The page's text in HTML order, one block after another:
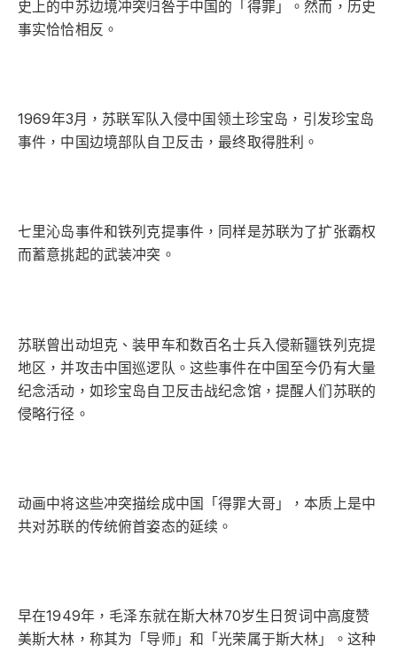
史上的中苏边境冲突归咎于中国的「得罪」。然而，历史
事实恰恰相反。
1969年3月，苏联军队入侵中国领土珍宝岛，引发珍宝岛
事件，中国边境部队自卫反击，最终取得胜利。
七里沁岛事件和铁列克提事件，同样是苏联为了扩张霸权
而蓄意挑起的武装冲突。
苏联曾出动坦克、装甲车和数百名士兵入侵新疆铁列克提
地区，并攻击中国巡逻队。这些事件在中国至今仍有大量
纪念活动，如珍宝岛自卫反击战纪念馆，提醒人们苏联的
侵略行径。
动画中将这些冲突描绘成中国「得罪大哥」，本质上是中
共对苏联的传统俯首姿态的延续。
早在1949年，毛泽东就在斯大林70岁生日贺词中高度赞
美斯大林，称其为「导师」和「光荣属于斯大林」。这种